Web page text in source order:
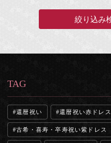
TAG
還暦祝い 還暦祝い赤ドレス
古希・喜寿・卒寿祝い紫ドレス